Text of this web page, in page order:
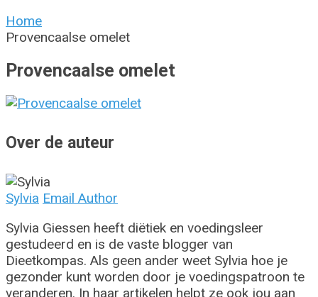
Home
Provencaalse omelet
Provencaalse omelet
Over de auteur
Sylvia Email Author
Sylvia Giessen heeft diëtiek en voedingsleer
gestudeerd en is de vaste blogger van
Dieetkompas. Als geen ander weet Sylvia hoe je
gezonder kunt worden door je voedingspatroon te
veranderen. In haar artikelen helpt ze ook jou aan